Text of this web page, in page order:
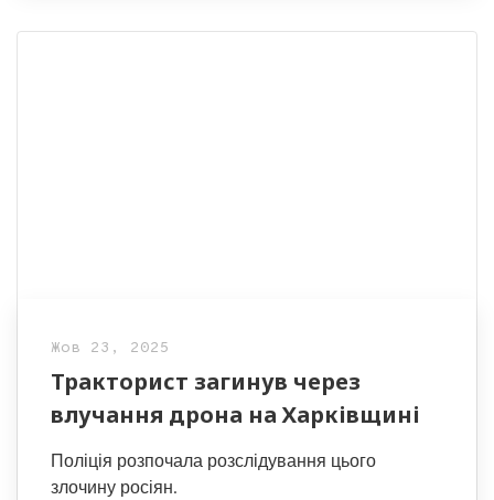
Жов 23, 2025
Тракторист загинув через
влучання дрона на Харківщині
Поліція розпочала розслідування цього
злочину росіян.